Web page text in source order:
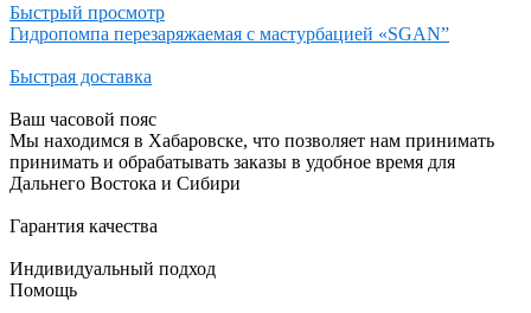
Быстрый просмотр
Гидропомпа перезаряжаемая с мастурбацией «SGAN”
Быстрая доставка
Ваш часовой пояс
Мы находимся в Хабаровске, что позволяет нам принимать
принимать и обрабатывать заказы в удобное время для
Дальнего Востока и Сибири
Гарантия качества
Индивидуальный подход
Помощь